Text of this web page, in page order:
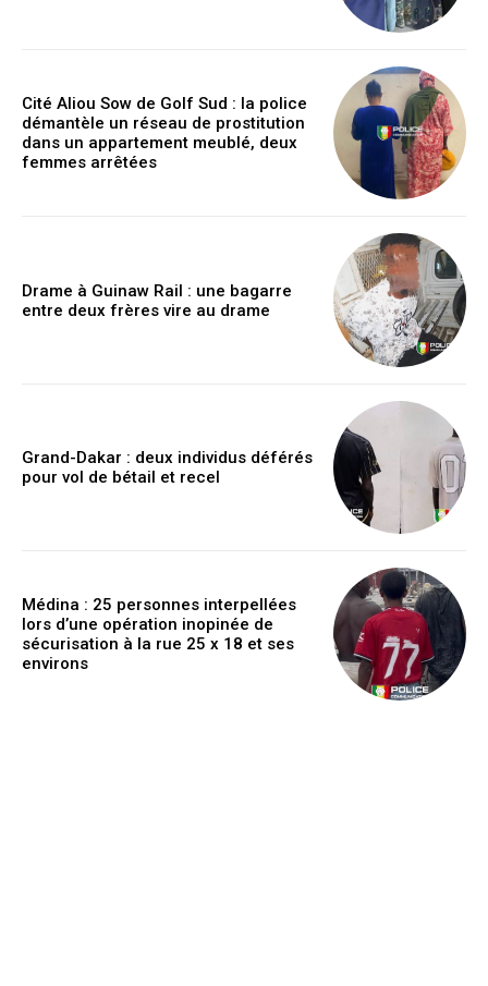
Cité Aliou Sow de Golf Sud : la police
démantèle un réseau de prostitution
dans un appartement meublé, deux
femmes arrêtées
Drame à Guinaw Rail : une bagarre
entre deux frères vire au drame
Grand-Dakar : deux individus déférés
pour vol de bétail et recel
Médina : 25 personnes interpellées
lors d’une opération inopinée de
sécurisation à la rue 25 x 18 et ses
environs